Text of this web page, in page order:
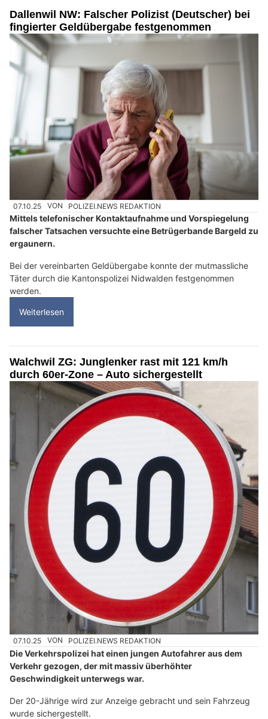
Dallenwil NW: Falscher Polizist (Deutscher) bei
fingierter Geldübergabe festgenommen
07.10.25 VON POLIZEI.NEWS REDAKTION
Mittels telefonischer Kontaktaufnahme und Vorspiegelung
falscher Tatsachen versuchte eine Betrügerbande Bargeld zu
ergaunern.
Bei der vereinbarten Geldübergabe konnte der mutmassliche
Täter durch die Kantonspolizei Nidwalden festgenommen
werden.
Weiterlesen
Walchwil ZG: Junglenker rast mit 121 km/h
durch 60er-Zone – Auto sichergestellt
07.10.25 VON POLIZEI.NEWS REDAKTION
Die Verkehrspolizei hat einen jungen Autofahrer aus dem
Verkehr gezogen, der mit massiv überhöhter
Geschwindigkeit unterwegs war.
Der 20-Jährige wird zur Anzeige gebracht und sein Fahrzeug
wurde sichergestellt.